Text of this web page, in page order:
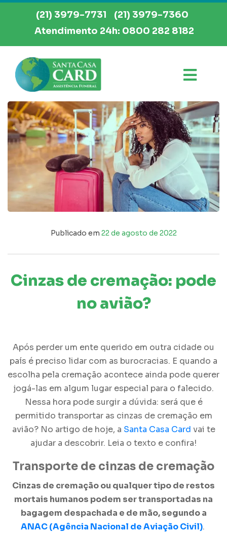
(21) 3979-7731
(21) 3979-7360
Atendimento 24h: 0800 282 8182
Publicado em 22 de agosto de 2022
Cinzas de cremação: pode
no avião?
Após perder um ente querido em outra cidade ou
país é preciso lidar com as burocracias. E quando a
escolha pela cremação acontece ainda pode querer
jogá-las em algum lugar especial para o falecido.
Nessa hora pode surgir a dúvida: será que é
permitido transportar as cinzas de cremação em
avião? No artigo de hoje, a Santa Casa Card vai te
ajudar a descobrir. Leia o texto e confira!
Transporte de cinzas de cremação
Cinzas de cremaçãoou qualquer tipo de restos
mortais humanos podem ser transportadas na
bagagem despachada e de mão, segundo a
ANAC (Agência Nacional de Aviação Civil).